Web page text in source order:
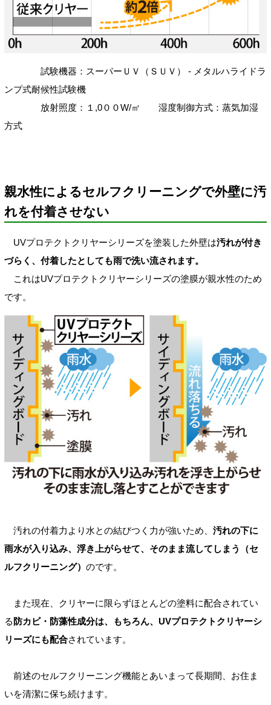
試験機器：スーパーＵＶ（ＳＵＶ） - メタルハライドラ
ンプ式耐候性試験機
放射照度：１,0００W/㎡ 湿度制御方式：蒸気加湿
方式
親水性によるセルフクリーニングで外壁に汚
れを付着させない
UVプロテクトクリヤーシリーズを塗装した外壁は汚れが付き
づらく、付着したとしても雨で洗い流されます。
これはUVプロテクトクリヤーシリーズの塗膜が親水性のため
です。
汚れの付着力より水との結びつく力が強いため、 汚れの下に
雨水が入り込み、浮き上がらせて、そのまま流してしまう（セ
ルフクリーニング） のです。
また現在、クリヤーに限らずほとんどの塗料に配合されてい
る 防カビ・防藻性成分は、もちろん、UVプロテクトクリヤーシ
リーズにも配合されています。
前述のセルフクリーニング機能とあいまって長期間、お住ま
いを清潔に保ち続けます。